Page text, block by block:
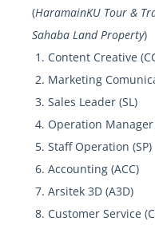
(HaramainKU Tour &
Sahaba Land Property)
Content Creative
Marketing
Sales Leader (SL)
Operation Manager
Staff Operation (SP)
Accounting (ACC)
Arsitek 3D (A3D)
Customer Service